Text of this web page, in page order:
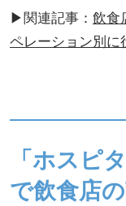
▶関連記事： 飲食
ペレーション別に
「ホスピ
で飲食店